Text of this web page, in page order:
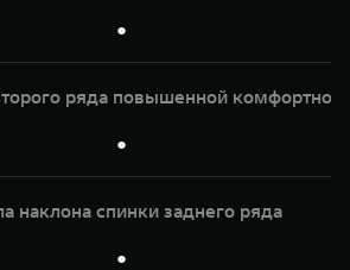
●
ряда повышенной
●
наклона спинки заднего ряда
●